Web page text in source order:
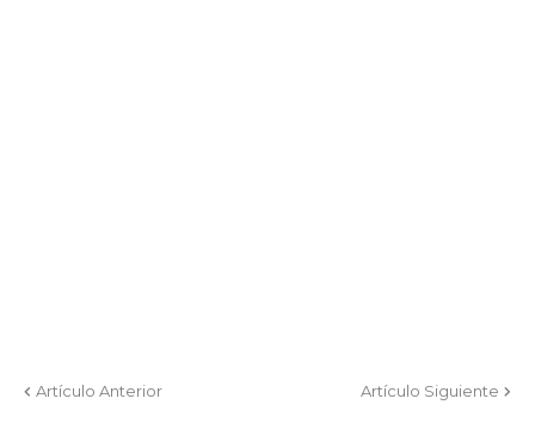
Artículo Anterior Artículo Siguiente